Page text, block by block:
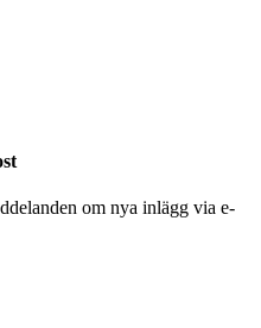
om nya inlägg via e-